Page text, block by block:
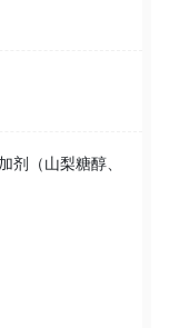
剂（山梨糖醇、